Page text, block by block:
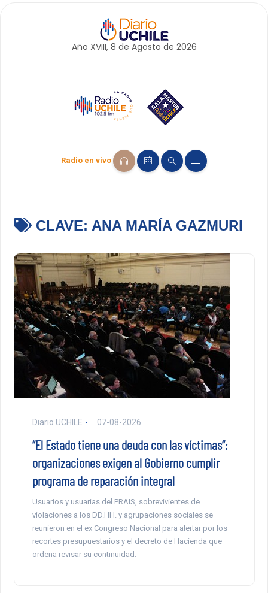
Año XVIII, 8 de Agosto de 2026
Radio en vivo
CLAVE: ANA MARÍA GAZMURI
Diario UCHILE 07-08-2026
“El Estado tiene una deuda con las víctimas”:
organizaciones exigen al Gobierno cumplir
programa de reparación integral
Usuarios y usuarias del PRAIS, sobrevivientes de
violaciones a los DD.HH. y agrupaciones sociales se
reunieron en el ex Congreso Nacional para alertar por los
recortes presupuestarios y el decreto de Hacienda que
ordena revisar su continuidad.